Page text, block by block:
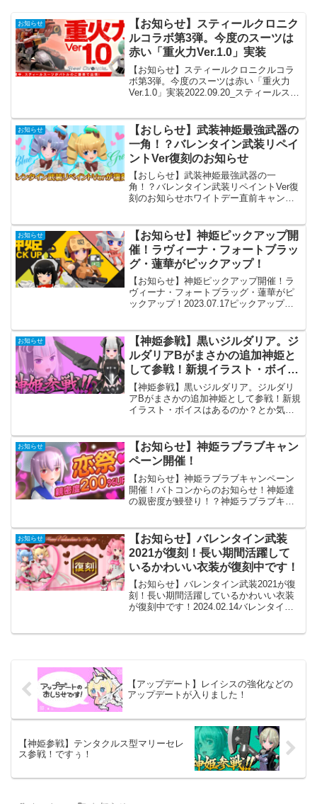
お知らせ
【お知らせ】スティールクロニク
ルコラボ第3弾。今度のスーツは
赤い「重火力Ver.1.0」実装
【お知らせ】スティールクロニクルコラ
ボ第3弾。今度のスーツは赤い「重火力
Ver.1.0」実装2022.09.20_スティールスー
(火)9:59『S.I.V...
お知らせ
【おしらせ】武装神姫最強武器の
一角！？バレンタイン武装リペイ
ントVer復刻のお知らせ
【おしらせ】武装神姫最強武器の一
角！？バレンタイン武装リペイントVer復
刻のお知らせホワイトデー直前キャンペ
(火)10:00 ～ 2022年3月14日(月)09:...
お知らせ
【お知らせ】神姫ピックアップ開
催！ラヴィーナ・フォートブラッ
グ・蓮華がピックアップ！
【お知らせ】神姫ピックアップ開催！ラ
ヴィーナ・フォートブラッグ・蓮華がピ
ックアップ！2023.07.17ピックアップの
限定で神姫達をピックアップ...
お知らせ
【神姫参戦】黒いジルダリア。ジ
ルダリアBがまさかの追加神姫と
して参戦！新規イラスト・ボイス
はあるのか？とか気になるところ
がいっぱい！
【神姫参戦】黒いジルダリア。ジルダリ
アBがまさかの追加神姫として参戦！新規
イラスト・ボイスはあるのか？とか気に
リアBが参戦！是非プレーしてお迎えして
ね♪...
お知らせ
【お知らせ】神姫ラブラブキャン
ペーン開催！
【お知らせ】神姫ラブラブキャンペーン
開催！バトコンからのお知らせ！神姫達
の親密度が鰻登り！？神姫ラブラブキャ
になります！詳しくはこちら...
お知らせ
【お知らせ】バレンタイン武装
2021が復刻！長い期間活躍して
いるかわいい衣装が復刻中です！
【お知らせ】バレンタイン武装2021が復
刻！長い期間活躍しているかわいい衣装
が復刻中です！2024.02.14バレンタイン
【アップデート】レイシスの強化などの
アップデートが入りました！
【神姫参戦】テンタクルス型マリーセレ
ス参戦！ですぅ！